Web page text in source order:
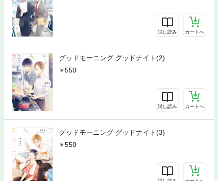
試し読み カートへ
グッドモーニング グッドナイト(2)
550
試し読み カートへ
グッドモーニング グッドナイト(3)
550